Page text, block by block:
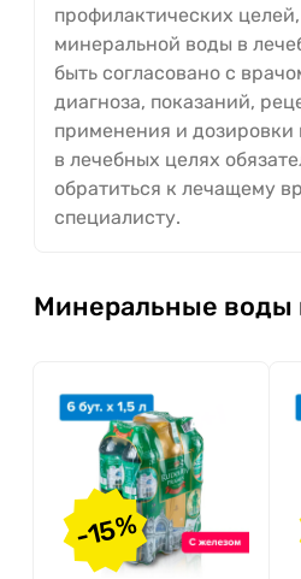
профилактических
минеральной воды в
быть согласовано с
диагноза, показаний,
применения и
в лечебных целях
обратиться к лечащему
специалисту.
Минеральные воды
-15%